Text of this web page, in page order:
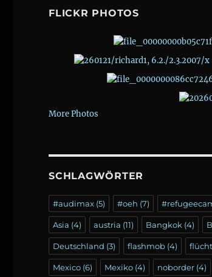
FLICKR PHOTOS
More Photos
SCHLAGWÖRTER
#audimax (5) #oeh (7)
Asia (4) austria (11) Bangkok (4)
Deutschland (3) flashmob (4)
Mexico (6) Mexiko (4) noborder (4)